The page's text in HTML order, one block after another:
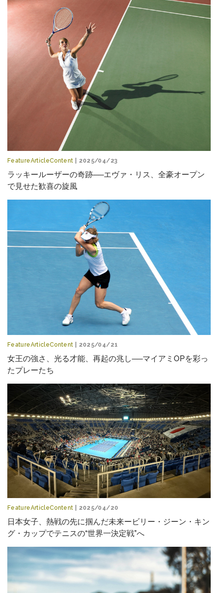
FeatureArticleContent | 2025/04/23
ラッキールーザーの奇跡──エヴァ・リス、全豪オープン
で見せた歓喜の旋風
FeatureArticleContent | 2025/04/21
女王の強さ、光る才能、再起の兆し──マイアミOPを彩っ
たプレーたち
FeatureArticleContent | 2025/04/20
日本女子、熱戦の先に掴んだ未来ービリー・ジーン・キン
グ・カップでテニスの“世界一決定戦”へ